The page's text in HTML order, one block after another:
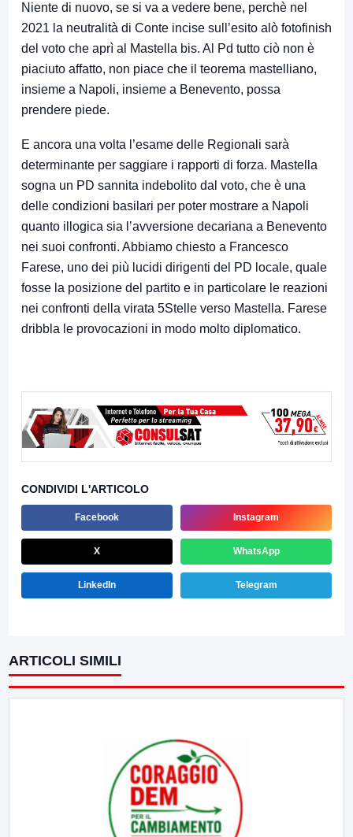
Niente di nuovo, se si va a vedere bene, perchè nel
2021 la neutralità di Conte incise sull’esito alò fotofinish
del voto che aprì al Mastella bis. Al Pd tutto ciò non è
piaciuto affatto, non piace che il teorema mastelliano,
insieme a Napoli, insieme a Benevento, possa
prendere piede.
E ancora una volta l’esame delle Regionali sarà
determinante per saggiare i rapporti di forza. Mastella
sogna un PD sannita indebolito dal voto, che è una
delle condizioni basilari per poter mostrare a Napoli
quanto illogica sia l’avversione decariana a Benevento
nei suoi confronti. Abbiamo chiesto a Francesco
Farese, uno dei più lucidi dirigenti del PD locale, quale
fosse la posizione del partito e in particolare le reazioni
nei confronti della virata 5Stelle verso Mastella. Farese
dribbla le provocazioni in modo molto diplomatico.
CONDIVIDI L'ARTICOLO
Facebook Instagram
X WhatsApp
LinkedIn Telegram
ARTICOLI SIMILI